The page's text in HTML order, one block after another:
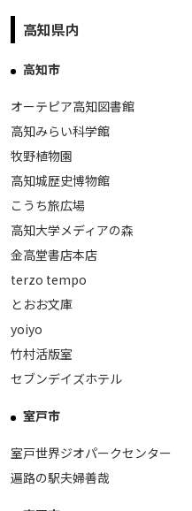
高知県内
高知市
オーテピア高知図書館
高知みらい科学館
牧野植物園
高知城歴史博物館
こうち旅広場
高知大学メディアの森
金高堂書店本店
terzo tempo
とおお文庫
yoiyo
竹村活版室
セブンデイズホテル
室戸市
室戸世界ジオパークセンター
遍路の駅夫婦善哉